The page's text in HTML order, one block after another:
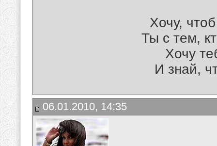
Хочу,
Ты с тем,
Хочу
И знай,
06.01.2010, 14:35